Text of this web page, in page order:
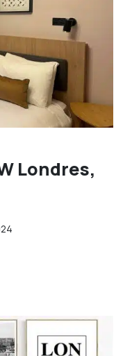
Londres,